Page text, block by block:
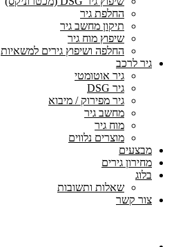
החלפת גיר
תיקון מחשב גיר
שיפוץ מוח גיר
החלפה ושיפוץ גירים למשאיות
גיר לרכב
גיר אוטומטי
גיר DSG
גיר מפירוק / מיבוא
מחשב גיר
מוח גיר
מוצרים נלווים
מבצעים
מחירון גירים
בלוג
שאלות ותשובות
צור קשר